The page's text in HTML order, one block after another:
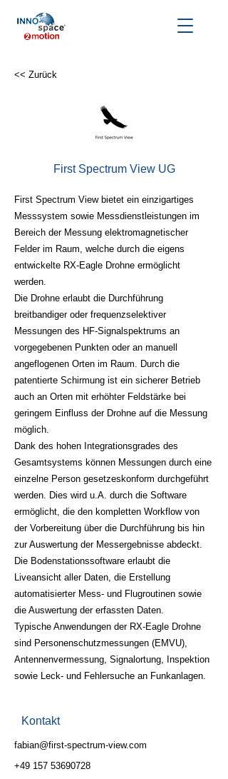
<< Zurück
First Spectrum View UG
First Spectrum View bietet ein einzigartiges
Messsystem sowie Messdienstleistungen im
Bereich der Messung elektromagnetischer
Felder im Raum, welche durch die eigens
entwickelte RX-Eagle Drohne ermöglicht
werden.
Die Drohne erlaubt die Durchführung
breitbandiger oder frequenzselektiver
Messungen des HF-Signalspektrums an
vorgegebenen Punkten oder an manuell
angeflogenen Orten im Raum. Durch die
patentierte Schirmung ist ein sicherer Betrieb
auch an Orten mit erhöhter Feldstärke bei
geringem Einfluss der Drohne auf die Messung
möglich.
Dank des hohen Integrationsgrades des
Gesamtsystems können Messungen durch eine
einzelne Person gesetzeskonform durchgeführt
werden. Dies wird u.A. durch die Software
ermöglicht, die den kompletten Workflow von
der Vorbereitung über die Durchführung bis hin
zur Auswertung der Messergebnisse abdeckt.
Die Bodenstationssoftware erlaubt die
Liveansicht aller Daten, die Erstellung
automatisierter Mess- und Flugroutinen sowie
die Auswertung der erfassten Daten.
Typische Anwendungen der RX-Eagle Drohne
sind Personenschutzmessungen (EMVU),
Antennenvermessung, Signalortung, Inspektion
sowie Leck- und Fehlersuche an Funkanlagen.
Kontakt
fabian@first-spectrum-view.com
+49 157 53690728